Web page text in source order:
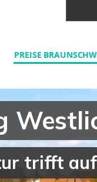
PREISE
trifft